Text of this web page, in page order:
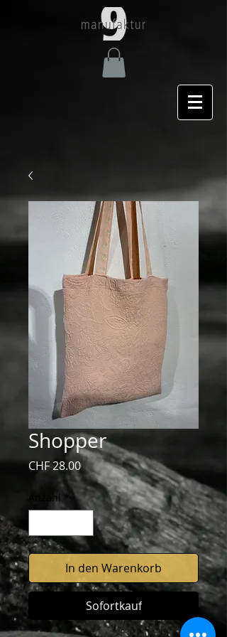
Shopper
CHF 28.00Preis
Anzahl *
In den Warenkorb
Sofortkauf